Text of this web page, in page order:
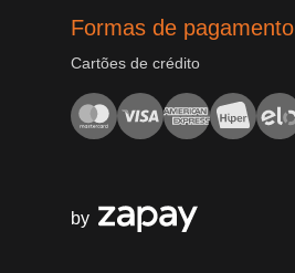
Formas de pagamento
Cartões de crédito
by